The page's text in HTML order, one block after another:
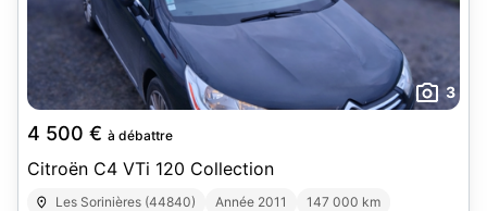
3
4 500 € à débattre
Citroën C4 VTi 120 Collection
Les Sorinières (44840) Année 2011
147 000 km